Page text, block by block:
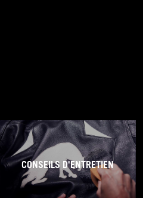
CONSEILS D'ENTRETIEN